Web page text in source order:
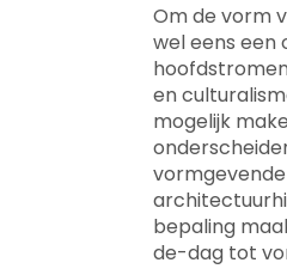
Om de vorm
wel eens een
en
mogelijk
bepaling
de-dag tot